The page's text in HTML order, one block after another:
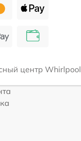
центр Whirlpool